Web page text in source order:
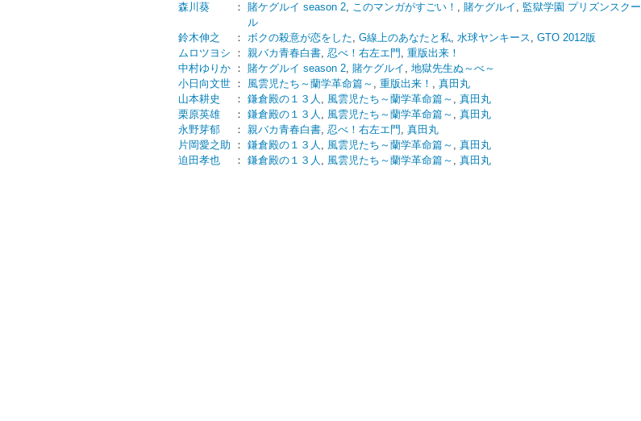
森川葵 ： 賭ケグルイ season 2, このマンガがすごい！ , 賭ケグルイ , 監獄学園 プリズンスクー
ル
鈴木伸之
： ボクの殺意が恋をした, G線上のあなたと私, 水球ヤンキース, GTO 2012版
ムロツヨシ ： 親バカ青春白書, 忍べ！右左エ門 , 重版出来！
中村ゆりか ： 賭ケグルイ season 2, 賭ケグルイ , 地獄先生ぬ～べ～
小日向文世 ： 風雲児たち～蘭学革命篇～ , 重版出来！ , 真田丸
山本耕史
： 鎌倉殿の１３人 , 風雲児たち～蘭学革命篇～ , 真田丸
栗原英雄
： 鎌倉殿の１３人 , 風雲児たち～蘭学革命篇～ , 真田丸
永野芽郁
： 親バカ青春白書, 忍べ！右左エ門 , 真田丸
片岡愛之助 ： 鎌倉殿の１３人 , 風雲児たち～蘭学革命篇～ , 真田丸
迫田孝也
： 鎌倉殿の１３人 , 風雲児たち～蘭学革命篇～ , 真田丸